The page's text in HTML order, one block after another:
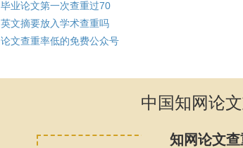
毕业论文第一次查重过70
英文摘要放入学术查重吗
论文查重率低的免费公众号
中国知网论
知网论文查